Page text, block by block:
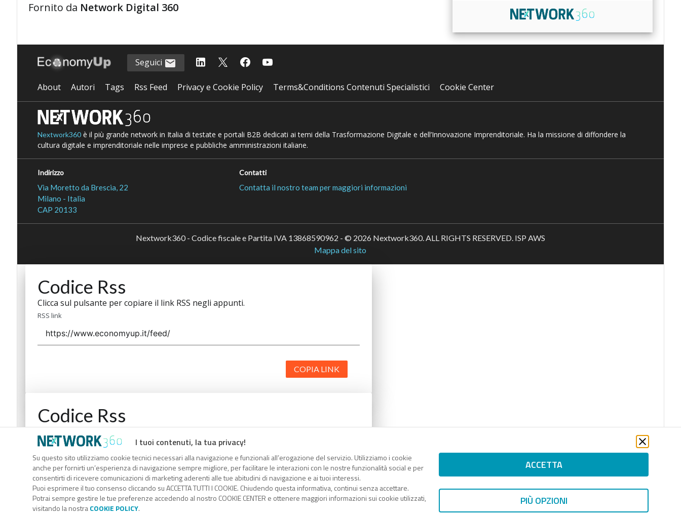
Fornito da Network Digital 360
I tuoi contenuti, la tua privacy!
Su questo sito utilizziamo cookie tecnici necessari alla navigazione e funzionali all’erogazione del servizio. Utilizziamo i cookie
anche per fornirti un’esperienza di navigazione sempre migliore, per facilitare le interazioni con le nostre funzionalità social e per
consentirti di ricevere comunicazioni di marketing aderenti alle tue abitudini di navigazione e ai tuoi interessi.
Puoi esprimere il tuo consenso cliccando su ACCETTA TUTTI I COOKIE. Chiudendo questa informativa, continui senza accettare.
Potrai sempre gestire le tue preferenze accedendo al nostro COOKIE CENTER e ottenere maggiori informazioni sui cookie utilizzati,
visitando la nostraCOOKIE POLICY.
ACCETTA
PIÙ OPZIONI
Seguici
About Autori Tags Rss Feed Privacy e Cookie Policy Terms&Conditions Contenuti Specialistici Cookie Center
Nextwork360è il più grande network in Italia di testate e portali B2B dedicati ai temi della Trasformazione Digitale e dell’Innovazione Imprenditoriale. Ha la missione di diffondere la
cultura digitale e imprenditoriale nelle imprese e pubbliche amministrazioni italiane.
Indirizzo
Via Moretto da Brescia, 22
Milano - Italia
CAP 20133
Contatti
Contatta il nostro team per maggiori informazioni
Nextwork360 - Codice fiscale e Partita IVA 13868590962 - © 2026 Nextwork360. ALL RIGHTS RESERVED. ISP AWS
Mappa del sito
Codice Rss
Clicca sul pulsante per copiare il link RSS negli appunti.
RSS link
COPIA LINK
Codice Rss
RSS link
COPIA LINK